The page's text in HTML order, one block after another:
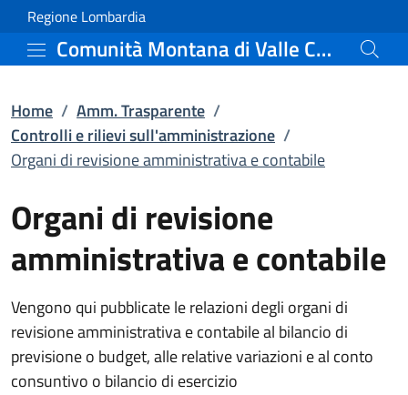
Vai al contenuto principale
Organi di revisione
Regione Lombardia
Comunità Montana di Valle Camonica
Home / Amm. Trasparente /
Controlli e rilievi sull'amministrazione /
Organi di revisione amministrativa e contabile
Organi di revisione
amministrativa e contabile
Vengono qui pubblicate le relazioni degli organi di
revisione amministrativa e contabile al bilancio di
previsione o budget, alle relative variazioni e al conto
consuntivo o bilancio di esercizio